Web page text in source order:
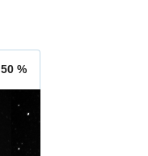
50 %